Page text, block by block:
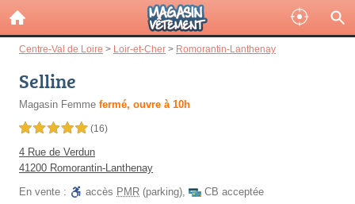
Centre-Val de Loire > Loir-et-Cher > Romorantin-Lanthenay
Selline
Magasin Femme fermé, ouvre à 10h
5,0 étoiles sur 5 (16)
4 Rue de Verdun
41200 Romorantin-Lanthenay
En vente :
accès PMR (parking), CB acceptée